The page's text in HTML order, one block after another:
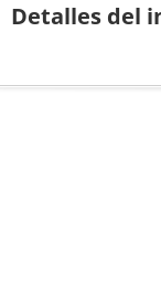
Detalles del